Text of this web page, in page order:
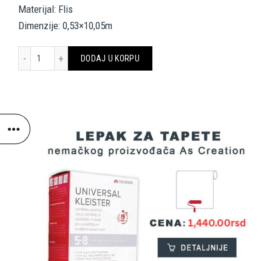
Materijal: Flis
Dimenzije: 0,53×10,05m
A.S. CRÉATION WALLPAPER 324702 količina
DODAJ U KORPU